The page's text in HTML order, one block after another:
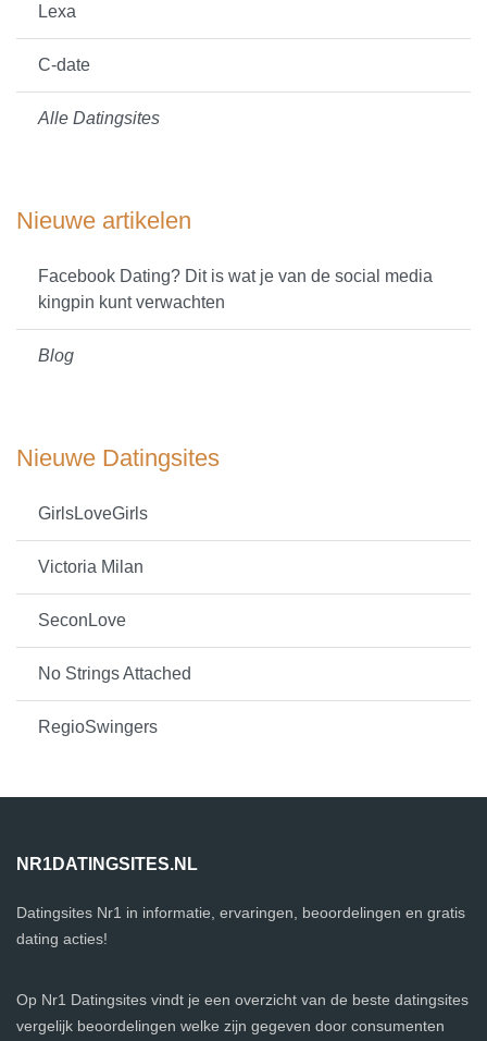
Lexa
C-date
Alle Datingsites
Nieuwe artikelen
Facebook Dating? Dit is wat je van de social media
kingpin kunt verwachten
Blog
Nieuwe Datingsites
GirlsLoveGirls
Victoria Milan
SeconLove
No Strings Attached
RegioSwingers
NR1DATINGSITES.NL
Datingsites Nr1 in informatie, ervaringen, beoordelingen en gratis
dating acties!
Op Nr1 Datingsites vindt je een overzicht van de beste datingsites
vergelijk beoordelingen welke zijn gegeven door consumenten